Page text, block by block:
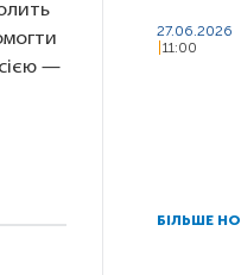
—
27.06.2026
11:00
БІЛЬШЕ